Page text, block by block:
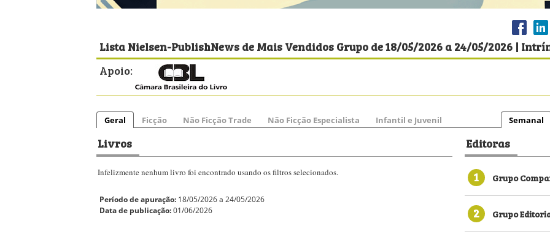
Lista Nielsen-PublishNews de Mais Vendidos Grupo de 18/05/2026 a 24/05/2026 |
Apoio:
Geral Ficção Não Ficção Trade Não Ficção Especialista Infantil e Juvenil Semanal
Livros
Infelizmente nenhum livro foi encontrado usando os filtros selecionados.
Período de apuração: 18/05/2026 a 24/05/2026
Data de publicação:01/06/2026
Editoras
1
Grupo
2 Grupo